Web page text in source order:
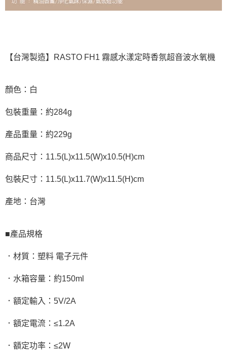
【台灣製造】RASTO FH1 霧感水漾定時香氛超音波水氧機
顏色：白
包裝重量：約284g
產品重量：約229g
商品尺寸：11.5(L)x11.5(W)x10.5(H)cm
包裝尺寸：11.5(L)x11.7(W)x11.5(H)cm
產地：台灣
■產品規格
．材質：塑料 電子元件
．水箱容量：約150ml
．額定輸入：5V/2A
．額定電流：≤1.2A
．額定功率：≤2W